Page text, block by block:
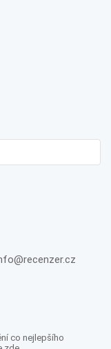
co nejlepšího